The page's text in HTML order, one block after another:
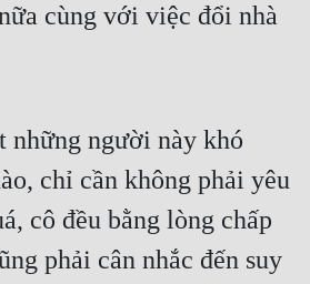
cùng với việc đổi nhà
người này khó
chỉ cần không phải yêu
cô đều bằng lòng chấp
phải cân nhắc đến suy